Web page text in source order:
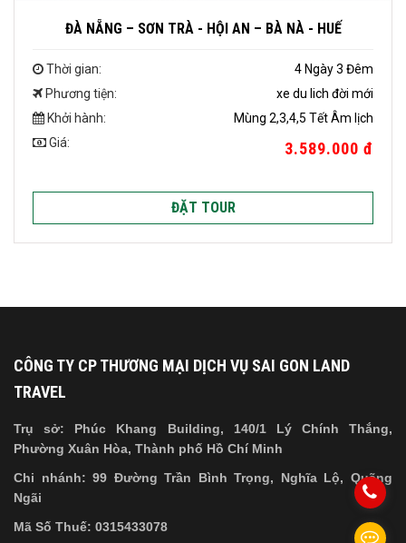
ĐÀ NẴNG – SƠN TRÀ - HỘI AN – BÀ NÀ - HUẾ
Thời gian:
4 Ngày 3 Đêm
Phương tiện:
xe du lich đời mới
Khởi hành:
Mùng 2,3,4,5 Tết Âm lịch
Giá:
3.589.000 đ
ĐẶT TOUR
CÔNG TY CP THƯƠNG MẠI DỊCH VỤ SAI GON LAND
TRAVEL
Trụ sở: Phúc Khang Building, 140/1 Lý Chính Thắng,
Phường Xuân Hòa, Thành phố Hồ Chí Minh
Chi nhánh: 99 Đường Trần Bình Trọng, Nghĩa Lộ, Quãng
Ngãi
Mã Số Thuế: 0315433078